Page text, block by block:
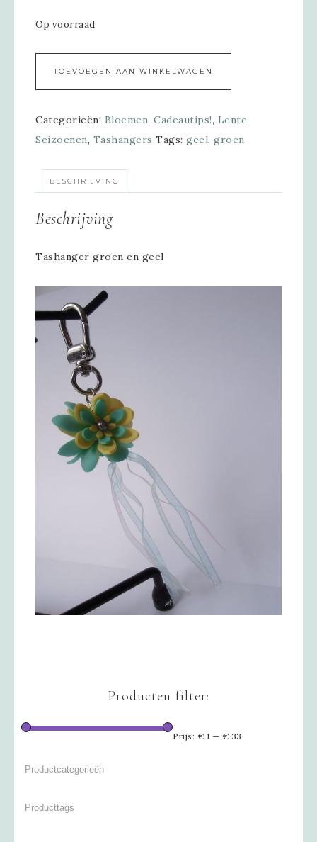
Op voorraad
TOEVOEGEN AAN WINKELWAGEN
Categorieën: Bloemen, Cadeautips!, Lente,
Seizoenen, Tashangers Tags: geel, groen
BESCHRIJVING
Beschrijving
Tashanger groen en geel
Producten filter:
Prijs: € 1 — € 33